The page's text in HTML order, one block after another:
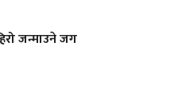
जन्माउने जग